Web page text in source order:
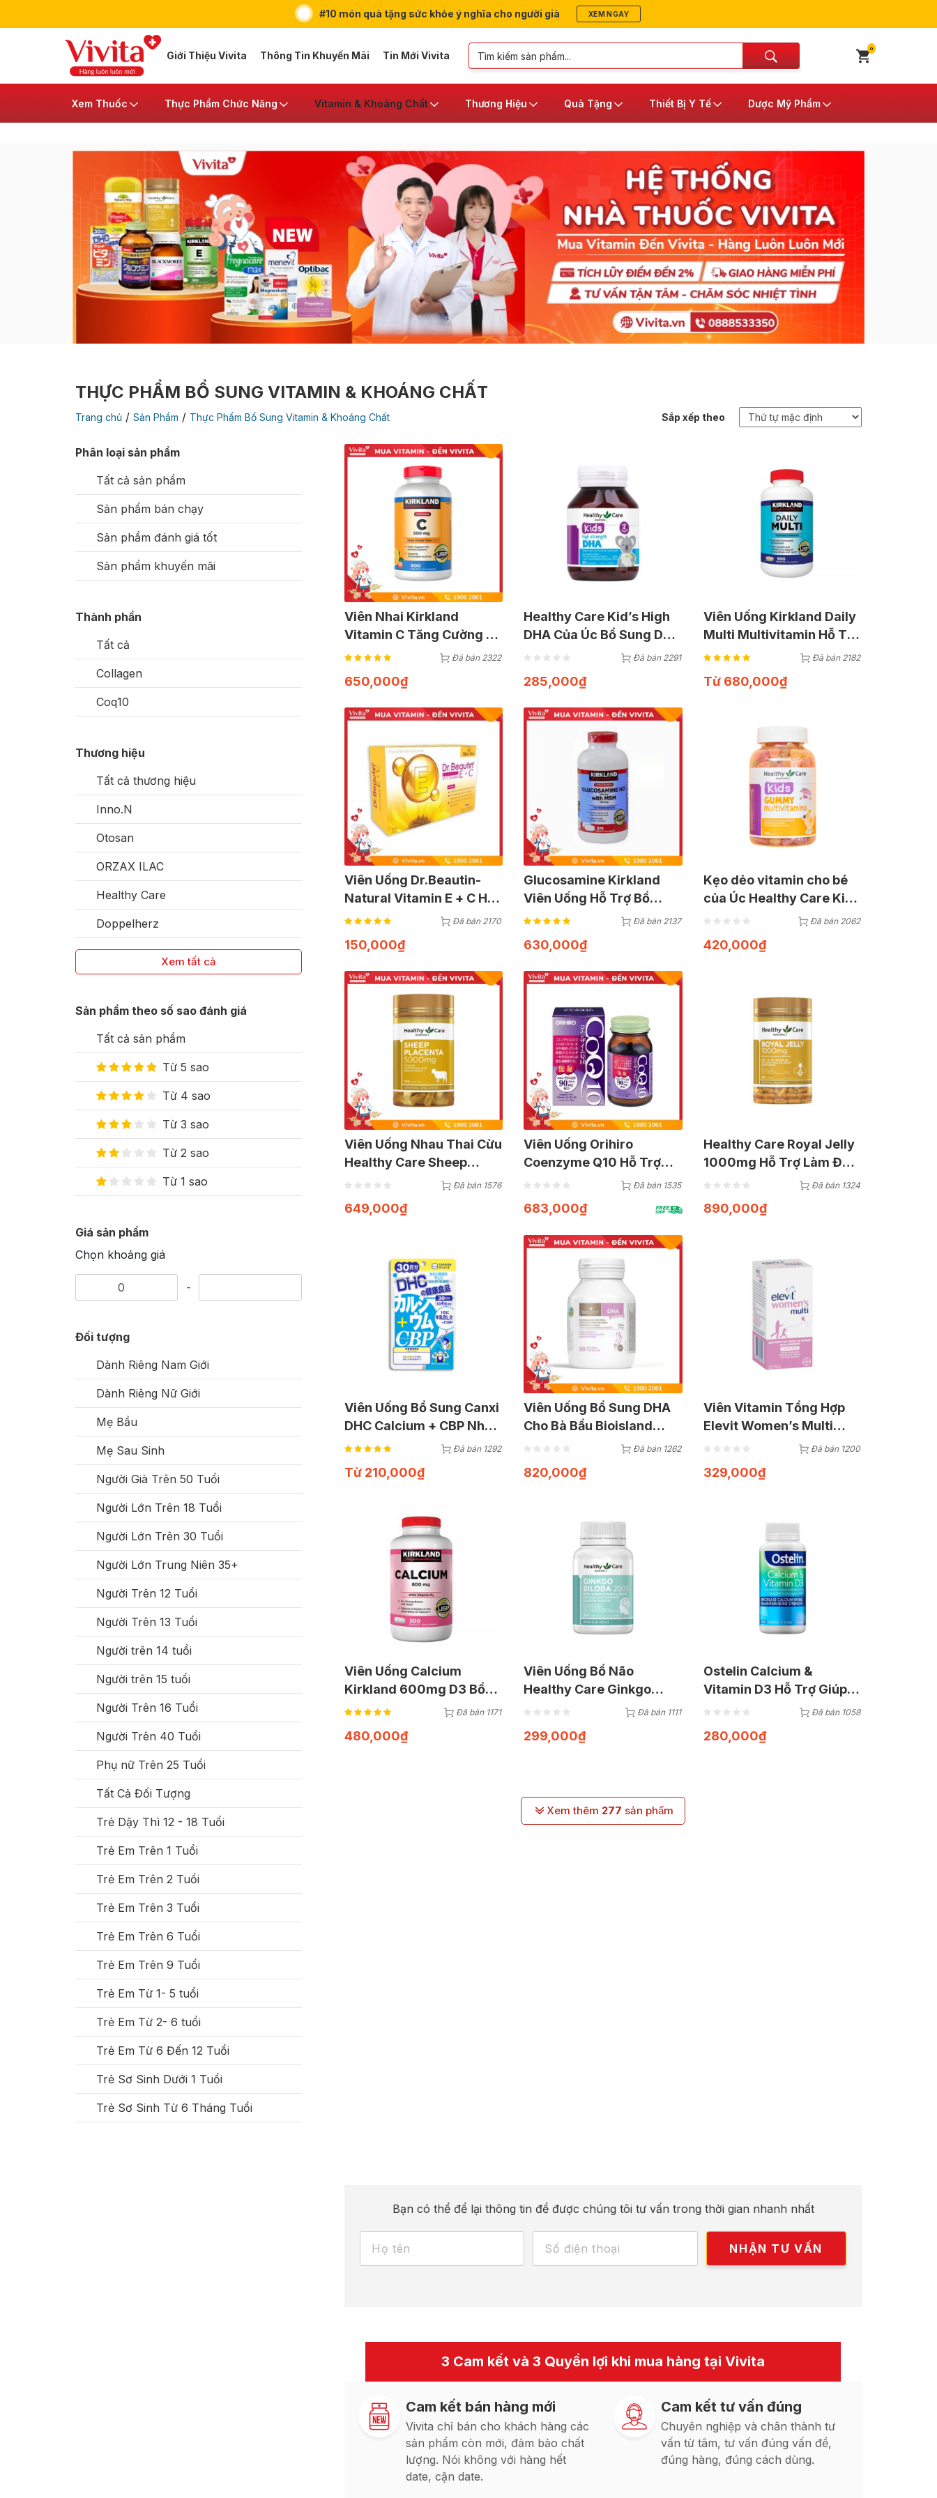
#10 món quà tặng sức khỏe ý nghĩa cho người già XEM NGAY
Giới Thiệu Vivita Thông Tin Khuyến Mãi Tin Mới Vivita
0
Xem Thuốc Thực Phẩm Chức Năng Vitamin & Khoáng Chất Thương Hiệu Quà Tặng Thiết Bị Y Tế Dược Mỹ Phẩm
THỰC PHẨM BỔ SUNG VITAMIN & KHOÁNG CHẤT
Trang chủ / Sản Phẩm / Thực Phẩm Bổ Sung Vitamin & Khoáng Chất Sắp xếp theo
Phân loại sản phẩm
Tất cả sản phẩm
Sản phẩm bán chạy
Sản phẩm đánh giá tốt
Sản phẩm khuyến mãi
Thành phần
Tất cả
Collagen
Coq10
Thương hiệu
Tất cả thương hiệu
Inno.N
Otosan
ORZAX ILAC
Healthy Care
Doppelherz
Xem tất cả
Sản phẩm theo số sao đánh giá
Tất cả sản phẩm
Từ 5 sao
Từ 4 sao
Từ 3 sao
Từ 2 sao
Từ 1 sao
Giá sản phẩm
Chọn khoảng giá
-
Đối tượng
Dành Riêng Nam Giới
Dành Riêng Nữ Giới
Mẹ Bầu
Mẹ Sau Sinh
Người Già Trên 50 Tuổi
Người Lớn Trên 18 Tuổi
Người Lớn Trên 30 Tuổi
Người Lớn Trung Niên 35+
Người Trên 12 Tuổi
Người Trên 13 Tuổi
Người trên 14 tuổi
Người trên 15 tuổi
Người Trên 16 Tuổi
Người Trên 40 Tuổi
Phụ nữ Trên 25 Tuổi
Tất Cả Đối Tượng
Trẻ Dậy Thì 12 - 18 Tuổi
Trẻ Em Trên 1 Tuổi
Trẻ Em Trên 2 Tuổi
Trẻ Em Trên 3 Tuổi
Trẻ Em Trên 6 Tuổi
Trẻ Em Trên 9 Tuổi
Trẻ Em Từ 1- 5 tuổi
Trẻ Em Từ 2- 6 tuổi
Trẻ Em Từ 6 Đến 12 Tuổi
Trẻ Sơ Sinh Dưới 1 Tuổi
Trẻ Sơ Sinh Từ 6 Tháng Tuổi
Viên Nhai Kirkland
Vitamin C Tăng Cường Hệ
Thống Miễn Dịch Cho Cơ
Đã bán 2322
650,000₫
Healthy Care Kid’s High
DHA Của Úc Bổ Sung DHA
Cho Bé (Lọ 60 Viên Dầu)
Đã bán 2291
285,000₫
Viên Uống Kirkland Daily
Multi Multivitamin Hỗ Trợ
Bổ Sung Vitamin Cho Cơ
Đã bán 2182
Từ 680,000₫
Viên Uống Dr.Beautin-
Natural Vitamin E + C Hỗ
Trợ Chống Lão Hóa Da
Đã bán 2170
150,000₫
Glucosamine Kirkland
Viên Uống Hỗ Trợ Bổ
Xương Khớp Từ Mỹ | Hộp
Đã bán 2137
630,000₫
Kẹo dẻo vitamin cho bé
của Úc Healthy Care Kids
Gummy Multivitamins
Đã bán 2062
420,000₫
Viên Uống Nhau Thai Cừu
Healthy Care Sheep
Placenta (Hộp 100 Viên)
Đã bán 1576
649,000₫
Viên Uống Orihiro
Coenzyme Q10 Hỗ Trợ
Tim Mạch Của Nhật (Hộp
Đã bán 1535
683,000₫
Healthy Care Royal Jelly
1000mg Hỗ Trợ Làm Đẹp
Da (Hộp 365 Viên)Đã bán 1324
890,000₫
Viên Uống Bổ Sung Canxi
DHC Calcium + CBP Nhật
Bản
Đã bán 1292
Từ 210,000₫
Viên Uống Bổ Sung DHA
Cho Bà Bầu Bioisland
DHA For Pregnancy | Hộp
Đã bán 1262
820,000₫
Viên Vitamin Tổng Hợp
Elevit Women’s Multi
Dành Cho Phụ Nữ Đang
Đã bán 1200
329,000₫
Viên Uống Calcium
Kirkland 600mg D3 Bổ
Xung Canxi Giúp Xương
Viên)
Đã bán 1171
480,000₫
Viên Uống Bổ Não
Healthy Care Ginkgo
Biloba 2000mg (Hộp 100
Đã bán 1111
299,000₫
Ostelin Calcium &
Vitamin D3 Hỗ Trợ Giúp
Xương Xương Chắc Khỏe
Đã bán 1058
280,000₫
Xem thêm 277 sản phẩm
Bạn có thể để lại thông tin để được chúng tôi tư vấn trong thời gian nhanh nhất
3 Cam kết và 3 Quyền lợi khi mua hàng tại Vivita
Cam kết bán hàng mới
Vivita chỉ bán cho khách hàng các
sản phẩm còn mới, đảm bảo chất
lượng. Nói không với hàng hết
date, cận date.
Cam kết tư vấn đúng
Chuyên nghiệp và chân thành tư
vấn từ tâm, tư vấn đúng vấn đề,
đúng hàng, đúng cách dùng.